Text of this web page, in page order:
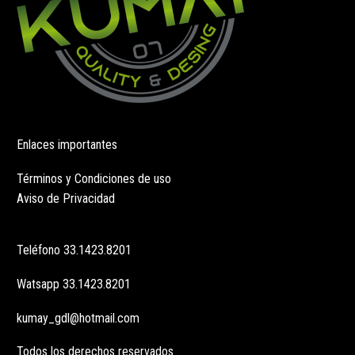
Enlaces importantes
Términos y Condiciones de uso
Aviso de Privacidad
Teléfono 33.1423.8201
Watsapp 33.1423.8201
kumay_gdl@hotmail.com
Todos los derechos reservados